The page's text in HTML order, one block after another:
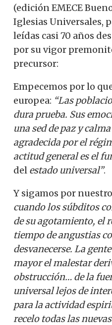
(edición EMECE
Iglesias Universales,
leídas casi 70 años
por su vigor
precursor:
Empecemos por lo
europea: “Las
dura prueba. Sus
una sed de paz y
agradecida por el
actitud general es el
del estado universal”.
Y sigamos por
cuando los súbditos
de su agotamiento, el
tiempo de angustias
desvanecerse. La
mayor el malestar
obstrucción… de la
universal lejos de
para la actividad
recelo todas las